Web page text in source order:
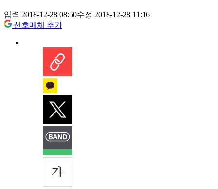
입력 2018-12-28 08:50수정 2018-12-28 11:16
선호매체 추가